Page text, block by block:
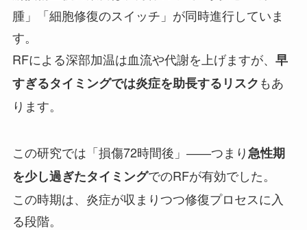
腫」「細胞修復のスイッチ」が同時進行していま
す。
RFによる深部加温は血流や代謝を上げますが、
早
すぎるタイミングでは炎症を助長するリスク もあ
ります。
この研究では「損傷72時間後」――つまり 急性期
を少し過ぎたタイミングでのRFが有効でした。
この時期は、炎症が収まりつつ修復プロセスに入
る段階。